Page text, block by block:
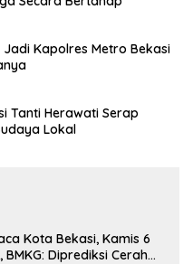
Jadi Kapolres Metro Bekasi
Tanti Herawati Serap
Lokal
Kota Bekasi, Kamis 6
BMKG: Diprediksi Cerah